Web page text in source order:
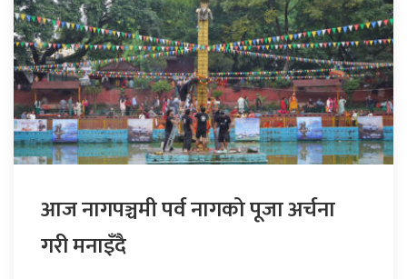
आज नागपञ्चमी पर्व नागको पूजा अर्चना
गरी मनाइँदै